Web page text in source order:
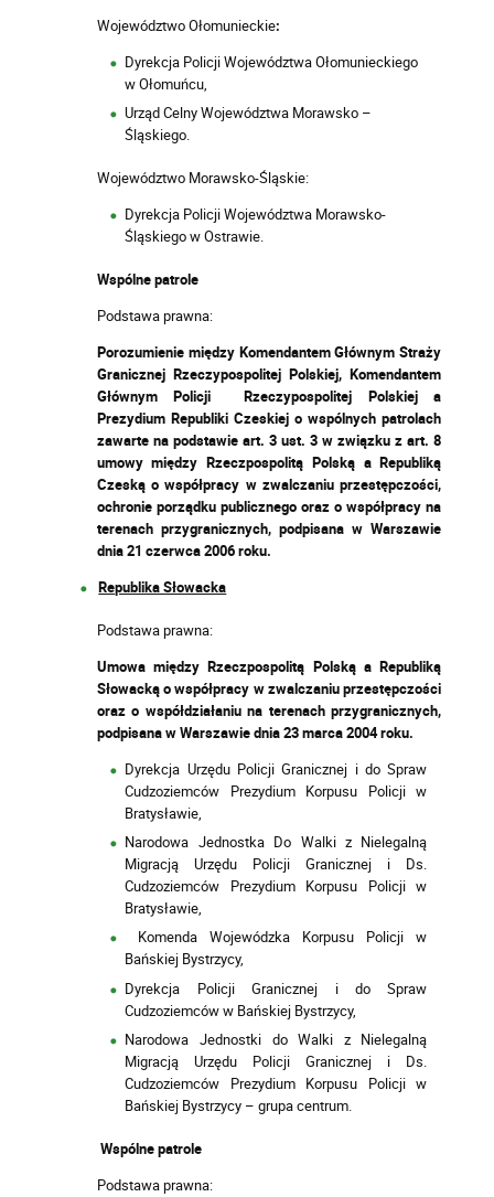
Województwo Ołomunieckie:
Dyrekcja Policji Województwa Ołomunieckiego
w Ołomuńcu,
Urząd Celny Województwa Morawsko –
Śląskiego.
Województwo Morawsko-Śląskie:
Dyrekcja Policji Województwa Morawsko-
Śląskiego w Ostrawie.
Wspólne patrole
Podstawa prawna:
Porozumienie między Komendantem Głównym Straży
Granicznej Rzeczypospolitej Polskiej, Komendantem
Głównym Policji Rzeczypospolitej Polskiej a
Prezydium Republiki Czeskiej o wspólnych patrolach
zawarte na podstawie art. 3 ust. 3 w związku z art. 8
umowy między Rzeczpospolitą Polską a Republiką
Czeską o współpracy w zwalczaniu przestępczości,
ochronie porządku publicznego oraz o współpracy na
terenach przygranicznych, podpisana w Warszawie
dnia 21 czerwca 2006 roku.
Republika Słowacka
Podstawa prawna:
Umowa między Rzeczpospolitą Polską a Republiką
Słowacką o współpracy w zwalczaniu przestępczości
oraz o współdziałaniu na terenach przygranicznych,
podpisana w Warszawie dnia 23 marca 2004 roku.
Dyrekcja Urzędu Policji Granicznej i do Spraw
Cudzoziemców Prezydium Korpusu Policji w
Bratysławie,
Narodowa Jednostka Do Walki z Nielegalną
Migracją Urzędu Policji Granicznej i Ds.
Cudzoziemców Prezydium Korpusu Policji w
Bratysławie,
Komenda Wojewódzka Korpusu Policji w
Bańskiej Bystrzycy,
Dyrekcja Policji Granicznej i do Spraw
Cudzoziemców w Bańskiej Bystrzycy,
Narodowa Jednostki do Walki z Nielegalną
Migracją Urzędu Policji Granicznej i Ds.
Cudzoziemców Prezydium Korpusu Policji w
Bańskiej Bystrzycy – grupa centrum.
Wspólne patrole
Podstawa prawna: